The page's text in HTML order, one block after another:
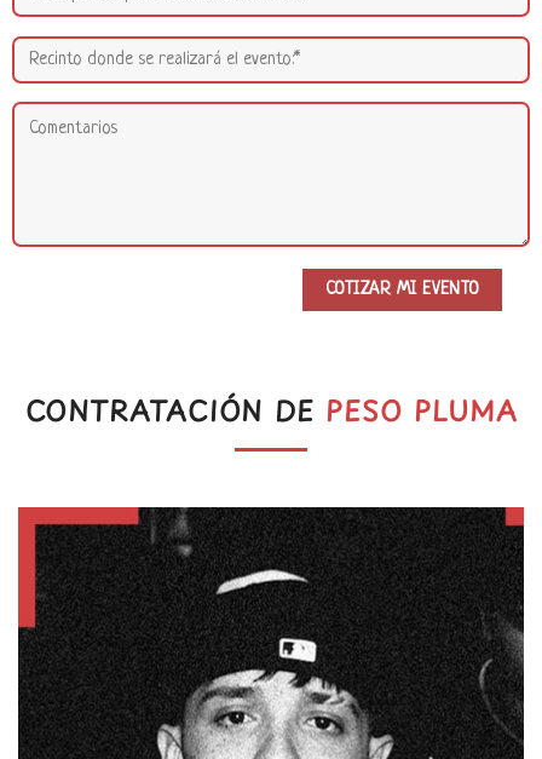
CONTRATACIÓN DE PESO PLUMA